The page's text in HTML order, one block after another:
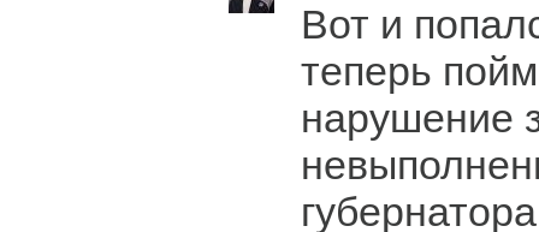
Вот и
теперь
нарушение